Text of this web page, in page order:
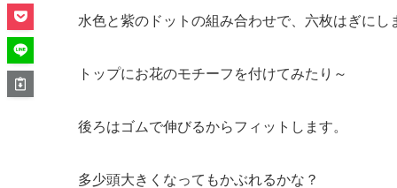
水色と紫のドットの組み合わせで、六枚はぎにし
トップにお花のモチーフを付けてみたり～
後ろはゴムで伸びるからフィットします。
多少頭大きくなってもかぶれるかな？